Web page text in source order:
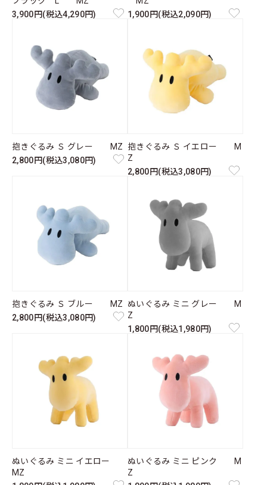
3,900円(税込4,290円)
1,900円(税込2,090円)
抱きぐるみ Ｓ グレー MZ
2,800円(税込3,080円)
抱きぐるみ Ｓ イエロー M
Z
2,800円(税込3,080円)
抱きぐるみ Ｓ ブルー MZ
2,800円(税込3,080円)
ぬいぐるみ ミニ グレー M
Z
1,800円(税込1,980円)
ぬいぐるみ ミニ イエロー
MZ
ぬいぐるみ ミニ ピンク M
Z